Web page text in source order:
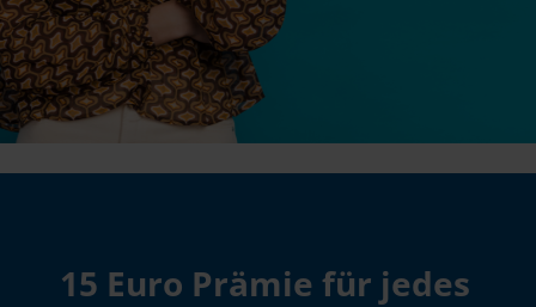
15 Euro Prämie für jedes